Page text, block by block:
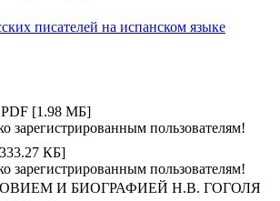
писателей на испанском языке
[1.98 МБ]
зарегистрированным пользователям!
КБ]
зарегистрированным пользователям!
И БИОГРАФИЕЙ Н.В. ГОГОЛЯ